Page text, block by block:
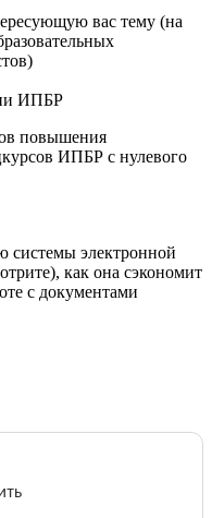
вас тему (на
ИПБР
повышения
ИПБР с нулевого
системы электронной
как она сэкономит
с документами